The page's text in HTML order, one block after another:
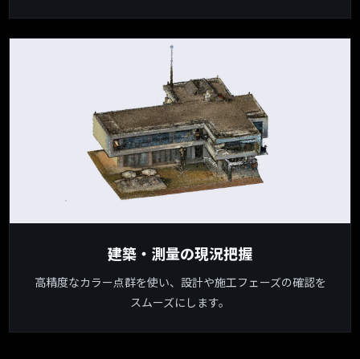
建築・測量の現況把握
高精度なカラー点群を使い、設計や施工フェーズの確認を
スムーズにします。